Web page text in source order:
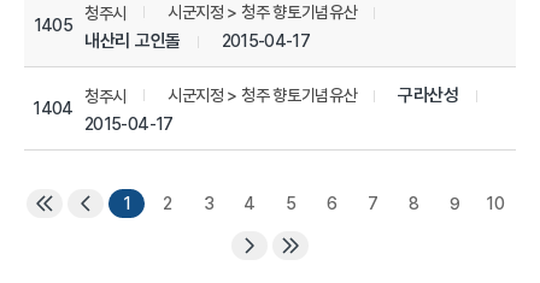
1405
청주시 시군지정 > 청주 향토기념유산
내산리 고인돌 2015-04-17
1404
청주시 시군지정 > 청주 향토기념유산 구라산성
2015-04-17
1 2 3 4 5 6 7 8 9 10